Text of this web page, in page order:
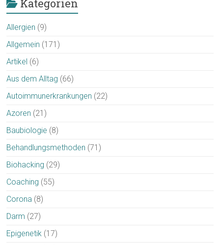
Kategorien
Allergien (9)
Allgemein (171)
Artikel (6)
Aus dem Alltag (66)
Autoimmunerkrankungen (22)
Azoren (21)
Baubiologie (8)
Behandlungsmethoden (71)
Biohacking (29)
Coaching (55)
Corona (8)
Darm (27)
Epigenetik (17)